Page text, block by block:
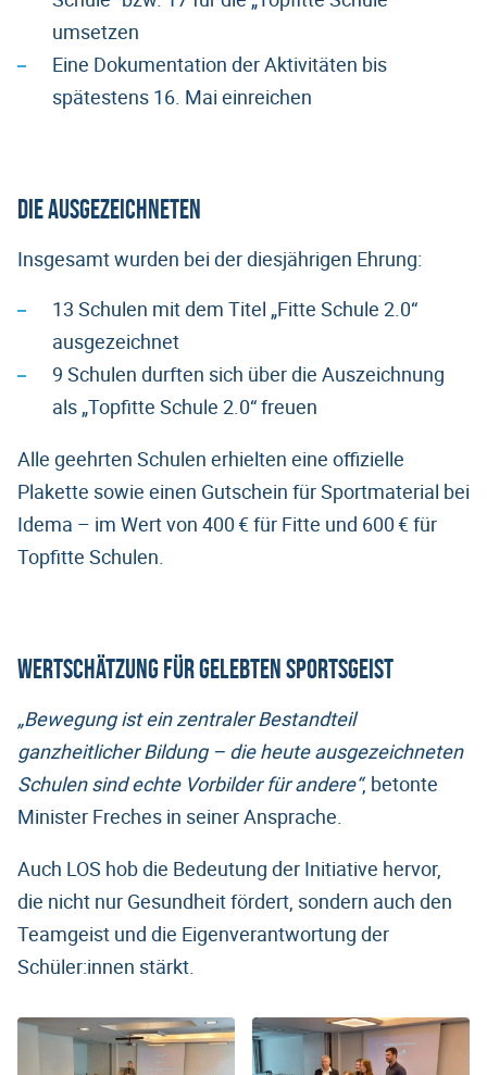
umsetzen
Eine Dokumentation der Aktivitäten bis
spätestens 16. Mai einreichen
Die Ausgezeichneten
Insgesamt wurden bei der diesjährigen Ehrung:
13 Schulen mit dem Titel „Fitte Schule 2.0“
ausgezeichnet
9 Schulen durften sich über die Auszeichnung
als „Topfitte Schule 2.0“ freuen
Alle geehrten Schulen erhielten eine offizielle
Plakette sowie einen Gutschein für Sportmaterial bei
Idema – im Wert von 400 € für Fitte und 600 € für
Topfitte Schulen.
Wertschätzung für gelebten Sportsgeist
„Bewegung ist ein zentraler Bestandteil
ganzheitlicher Bildung – die heute ausgezeichneten
Schulen sind echte Vorbilder für andere“, betonte
Minister Freches in seiner Ansprache.
Auch LOS hob die Bedeutung der Initiative hervor,
die nicht nur Gesundheit fördert, sondern auch den
Teamgeist und die Eigenverantwortung der
Schüler:innen stärkt.